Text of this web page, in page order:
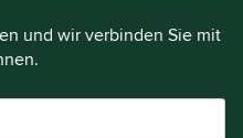
und wir verbinden Sie mit